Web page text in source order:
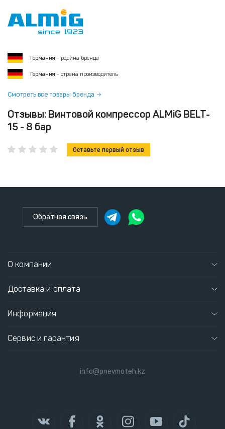
Германия - родина бренда
Германия - страна производитель
Смотреть все товары бренда
Отзывы: Винтовой компрессор ALMiG BELT-
15 - 8 бар
Оставьте первый отзыв
Обратная связь
О компании
Доставка и оплата
Информация
Сервис и гарантия
info@pnevmoteh.kz